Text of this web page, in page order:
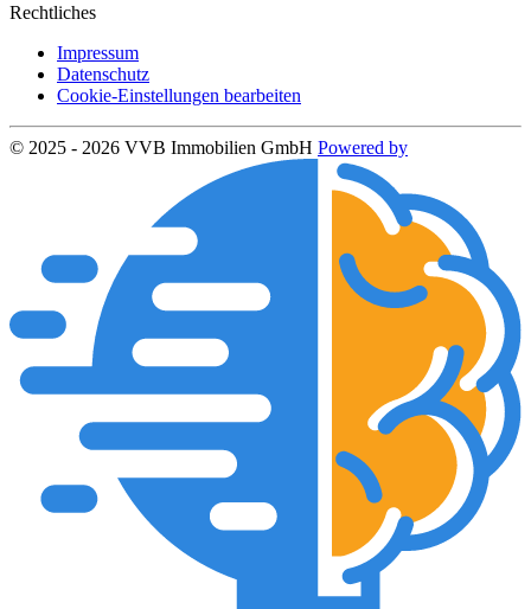
Rechtliches
Impressum
Datenschutz
Cookie-Einstellungen bearbeiten
© 2025 - 2026 VVB Immobilien GmbH Powered by